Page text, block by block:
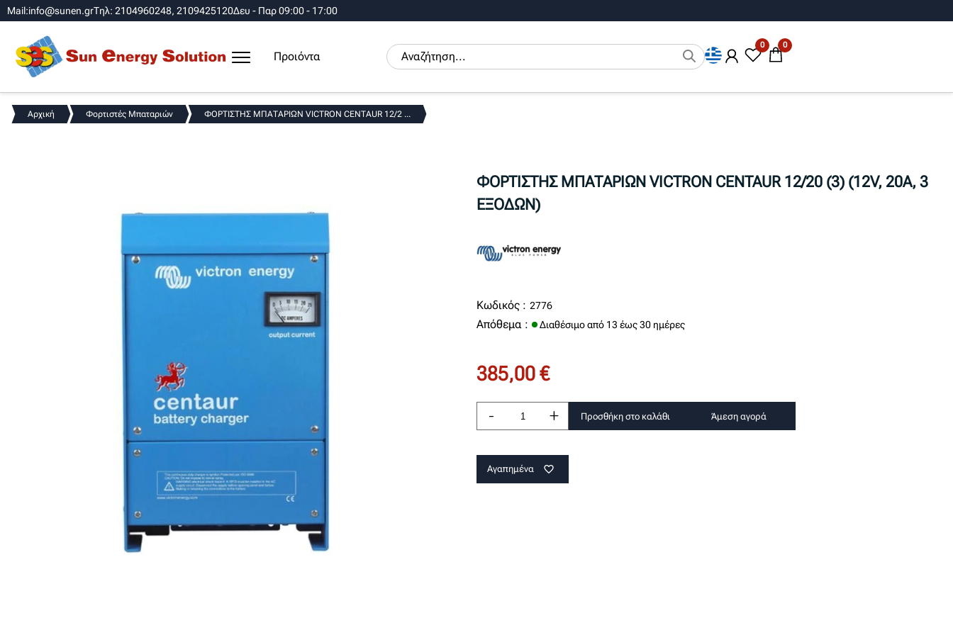
Mail:info@sunen.grΤηλ: 2104960248, 2109425120Δευ - Παρ 09:00 - 17:00
Προιόντα
0 0
Αρχική Φορτιστές Μπαταριών ΦΟΡΤΙΣΤΗΣ ΜΠΑΤΑΡΙΩΝ VICTRON CENTAUR 12/2 ...
ΦΟΡΤΙΣΤΗΣ ΜΠΑΤΑΡΙΩΝ VICTRON CENTAUR 12/20 (3) (12V, 20A, 3
ΕΞΟΔΩΝ)
Κωδικός : 2776
Απόθεμα : Διαθέσιμο από 13 έως 30 ημέρες
385,00 €
- + Προσθήκη στο καλάθι Άμεση αγορά
Αγαπημένα favorite_border